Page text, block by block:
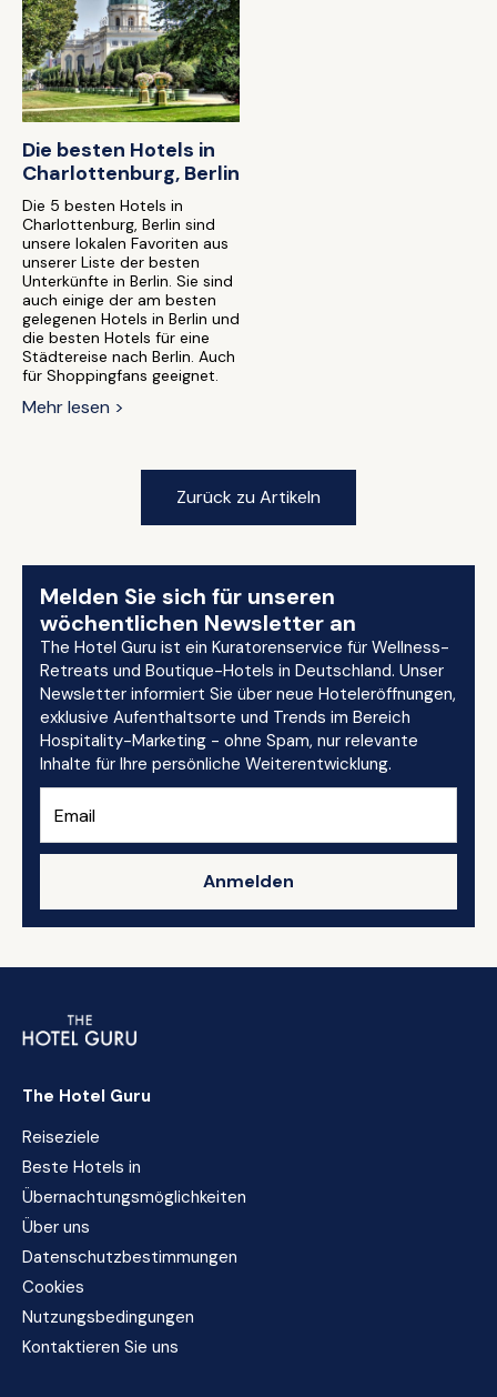
Die besten Hotels in
Charlottenburg, Berlin
Die 5 besten Hotels in
Charlottenburg, Berlin sind
unsere lokalen Favoriten aus
unserer Liste der besten
Unterkünfte in Berlin. Sie sind
auch einige der am besten
gelegenen Hotels in Berlin und
die besten Hotels für eine
Städtereise nach Berlin. Auch
für Shoppingfans geeignet.
Mehr lesen >
Zurück zu Artikeln
Melden Sie sich für unseren
wöchentlichen Newsletter an
The Hotel Guru ist ein Kuratorenservice für Wellness-
Retreats und Boutique-Hotels in Deutschland. Unser
Newsletter informiert Sie über neue Hoteleröffnungen,
exklusive Aufenthaltsorte und Trends im Bereich
Hospitality-Marketing - ohne Spam, nur relevante
Inhalte für Ihre persönliche Weiterentwicklung.
Anmelden
The Hotel Guru
Reiseziele
Beste Hotels in
Übernachtungsmöglichkeiten
Über uns
Datenschutzbestimmungen
Cookies
Nutzungsbedingungen
Kontaktieren Sie uns